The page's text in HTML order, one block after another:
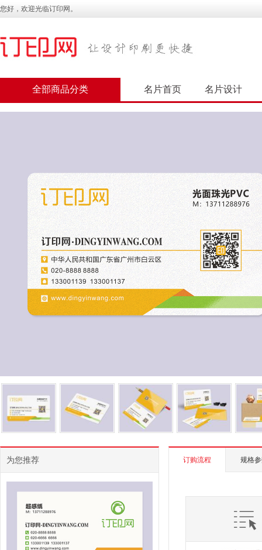
您好，欢迎光临订印网。
全部商品分类 名片首页 名片设计
为您推荐 订购流程 规格